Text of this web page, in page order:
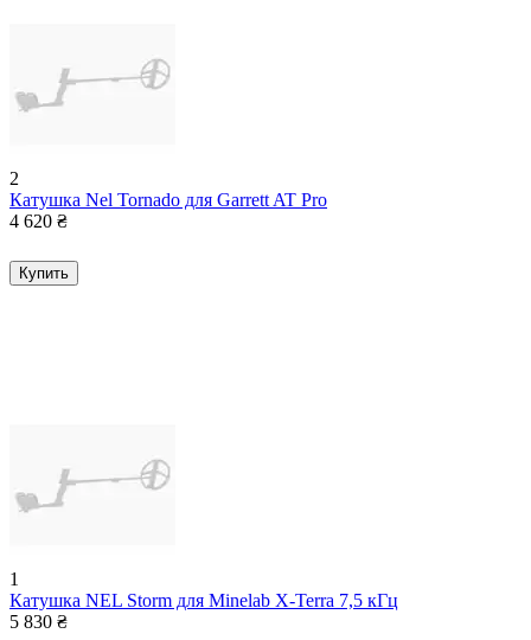
2
Катушка Nel Tornado для Garrett AT Pro
4 620 ₴
Купить
1
Катушка NEL Storm для Minelab X-Terra 7,5 кГц
5 830 ₴